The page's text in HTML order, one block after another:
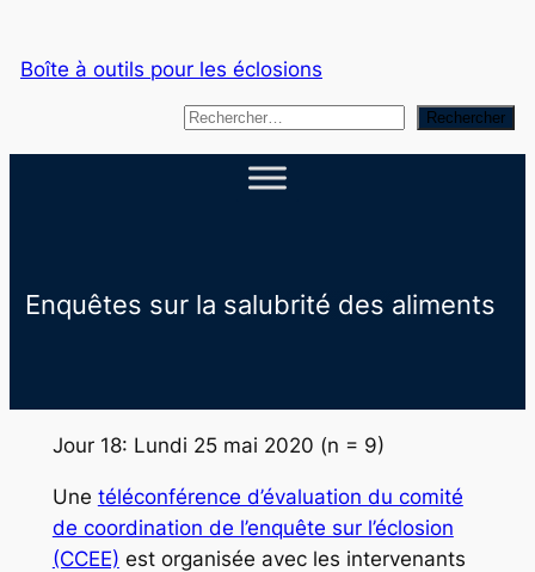
au
contenu
Boîte à outils pour les éclosions
S
e
Rechercher
Enquêtes sur la salubrité des aliments
Jour 18: Lundi 25 mai 2020 (n = 9)
Une téléconférence d’évaluation du comité
de coordination de l’enquête sur l’éclosion
(CCEE) est organisée avec les intervenants